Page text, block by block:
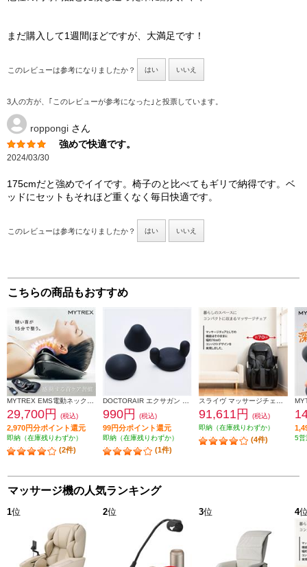
まだ購入して1週間ほどですが、大満足です！
このレビューは参考になりましたか？ はい いいえ
3人の方が、｢このレビューが参考になった｣と投票しています。
roppongi さん
強めで快適です。
2024/03/30
175cmだと強めでイイです。椅子のと比べてもギリで納得です。ベ
ッドにセットもそれほど重くなく毎日快適です。
このレビューは参考になりましたか？ はい いいえ
こちらの商品もおすすめ
29,700円 (税込)
2,970円分ポイント還元
即納（在庫残りわずか）
(2件)
990円 (税込)
99円分ポイント還元
即納（在庫残りわずか）
(1件)
91,611円
(税込)
即納（在庫残りわずか）
(4件) 5営
マッサージ機の人気ランキング
1位 2位 3位 4